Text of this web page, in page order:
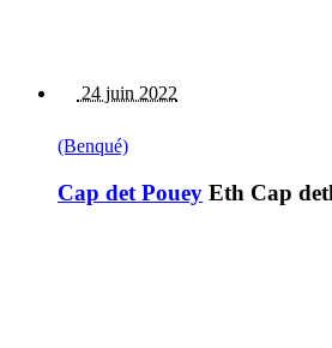
24 juin 2022
(Benqué)
Cap det Pouey Eth Cap